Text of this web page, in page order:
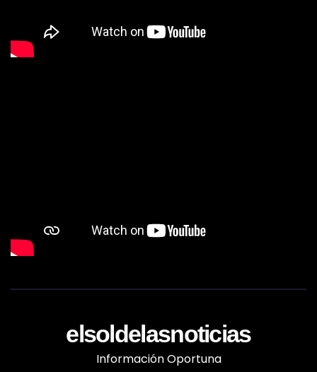
elsoldelasnoticias
Información Oportuna